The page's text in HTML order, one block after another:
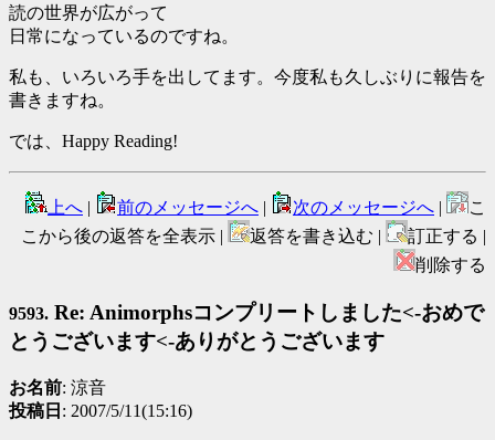
読の世界が広がって
日常になっているのですね。
私も、いろいろ手を出してます。今度私も久しぶりに報告を
書きますね。
では、Happy Reading!
上へ | 前のメッセージへ | 次のメッセージへ |
こ
こから後の返答を全表示 |
返答を書き込む |
訂正する |
削除する
9593. Re: Animorphsコンプリートしました<-おめで
とうございます<-ありがとうございます
お名前: 涼音
投稿日 : 2007/5/11(15:16)